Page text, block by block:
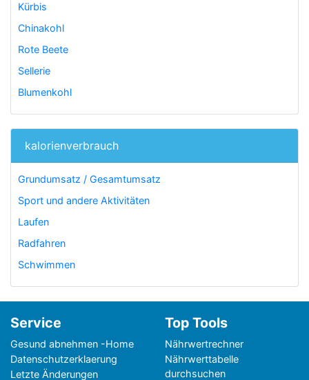
Kürbis
Chinakohl
Rote Beete
Sellerie
Blumenkohl
kalorienverbrauch
Grundumsatz / Gesamtumsatz
Sport und andere Aktivitäten
Laufen
Radfahren
Schwimmen
Service
Gesund abnehmen -Home
Datenschutzerklaerung
Letzte Änderungen
Top Tools
Nährwertrechner
Nährwerttabelle
durchsuchen